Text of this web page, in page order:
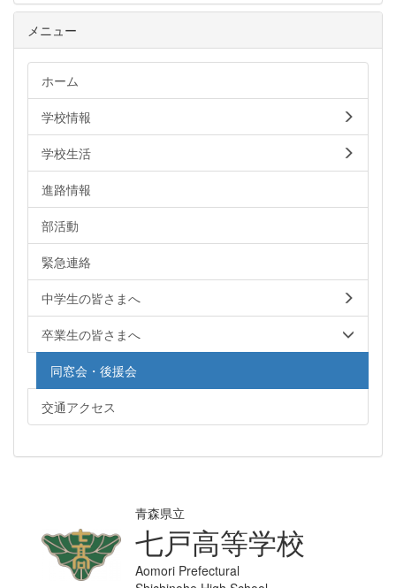
メニュー
ホーム
学校情報
学校生活
進路情報
部活動
緊急連絡
中学生の皆さまへ
卒業生の皆さまへ
同窓会・後援会
交通アクセス
青森県立
七戸高等学校
Aomori Prefectural